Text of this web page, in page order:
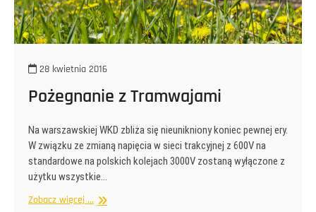
28 kwietnia 2016
Pożegnanie z Tramwajami
Na warszawskiej WKD zbliża się nieunikniony koniec pewnej ery.
W związku ze zmianą napięcia w sieci trakcyjnej z 600V na
standardowe na polskich kolejach 3000V zostaną wyłączone z
użytku wszystkie…
Zobacz więcej ... Pożegnanie